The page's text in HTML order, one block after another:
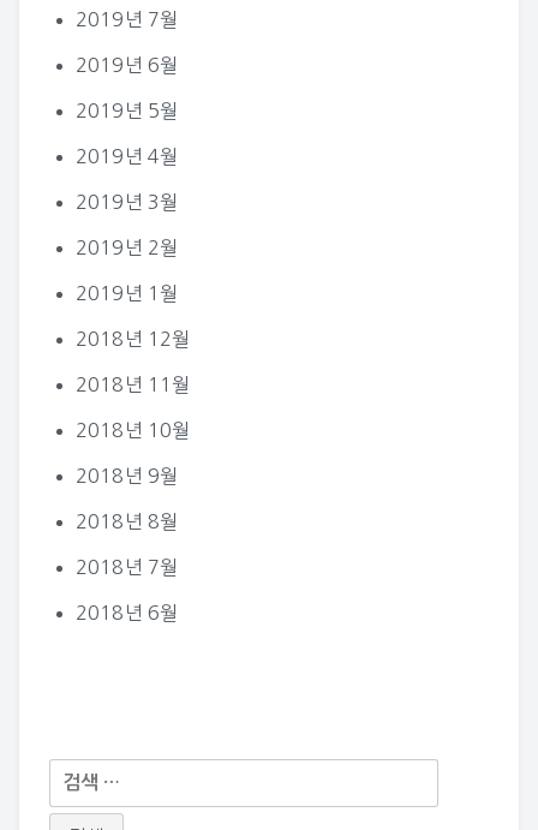
2019년 7월
2019년 6월
2019년 5월
2019년 4월
2019년 3월
2019년 2월
2019년 1월
2018년 12월
2018년 11월
2018년 10월
2018년 9월
2018년 8월
2018년 7월
2018년 6월
다
음